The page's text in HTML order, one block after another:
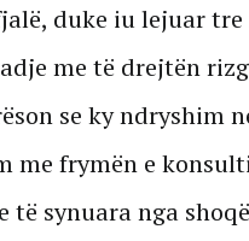
duke iu lejuar
me të drejtën
se ky ndryshim
me frymën e
synuara nga